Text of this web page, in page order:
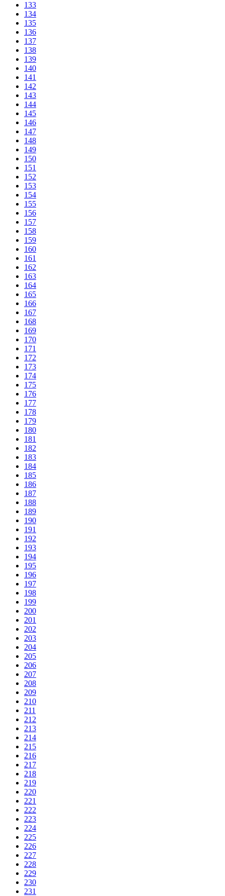
133
134
135
136
137
138
139
140
141
142
143
144
145
146
147
148
149
150
151
152
153
154
155
156
157
158
159
160
161
162
163
164
165
166
167
168
169
170
171
172
173
174
175
176
177
178
179
180
181
182
183
184
185
186
187
188
189
190
191
192
193
194
195
196
197
198
199
200
201
202
203
204
205
206
207
208
209
210
211
212
213
214
215
216
217
218
219
220
221
222
223
224
225
226
227
228
229
230
231